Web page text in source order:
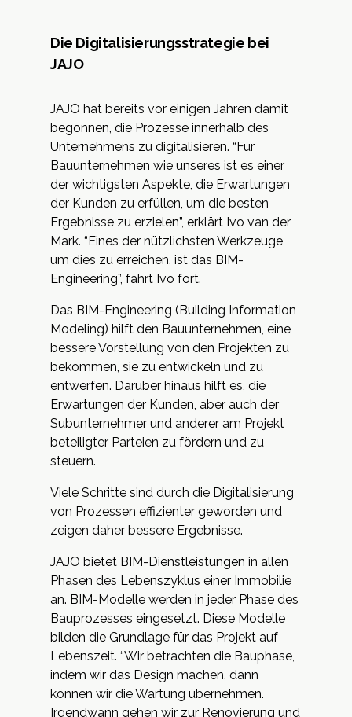
Die Digitalisierungsstrategie bei
JAJO
JAJO hat bereits vor einigen Jahren damit
begonnen, die Prozesse innerhalb des
Unternehmens zu digitalisieren. “Für
Bauunternehmen wie unseres ist es einer
der wichtigsten Aspekte, die Erwartungen
der Kunden zu erfüllen, um die besten
Ergebnisse zu erzielen”, erklärt Ivo van der
Mark. “Eines der nützlichsten Werkzeuge,
um dies zu erreichen, ist das BIM-
Engineering”, fährt Ivo fort.
Das BIM-Engineering (Building Information
Modeling) hilft den Bauunternehmen, eine
bessere Vorstellung von den Projekten zu
bekommen, sie zu entwickeln und zu
entwerfen. Darüber hinaus hilft es, die
Erwartungen der Kunden, aber auch der
Subunternehmer und anderer am Projekt
beteiligter Parteien zu fördern und zu
steuern.
Viele Schritte sind durch die Digitalisierung
von Prozessen effizienter geworden und
zeigen daher bessere Ergebnisse.
JAJO bietet BIM-Dienstleistungen in allen
Phasen des Lebenszyklus einer Immobilie
an. BIM-Modelle werden in jeder Phase des
Bauprozesses eingesetzt. Diese Modelle
bilden die Grundlage für das Projekt auf
Lebenszeit. “Wir betrachten die Bauphase,
indem wir das Design machen, dann
können wir die Wartung übernehmen.
Irgendwann gehen wir zur Renovierung und